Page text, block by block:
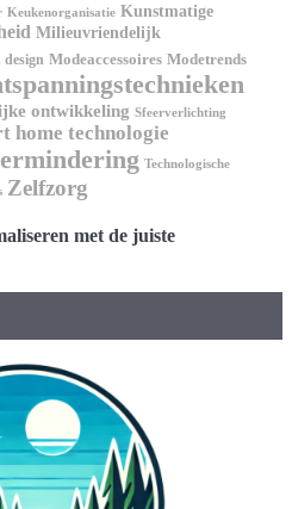
Keukenorganisatie Kunstmatige
Milieuvriendelijk
Modeaccessoires Modetrends
ontwikkeling Sfeerverlichting
home technologie
Technologische
Zelfzorg
met de juiste